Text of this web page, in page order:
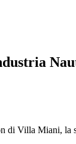
di Villa Miani,